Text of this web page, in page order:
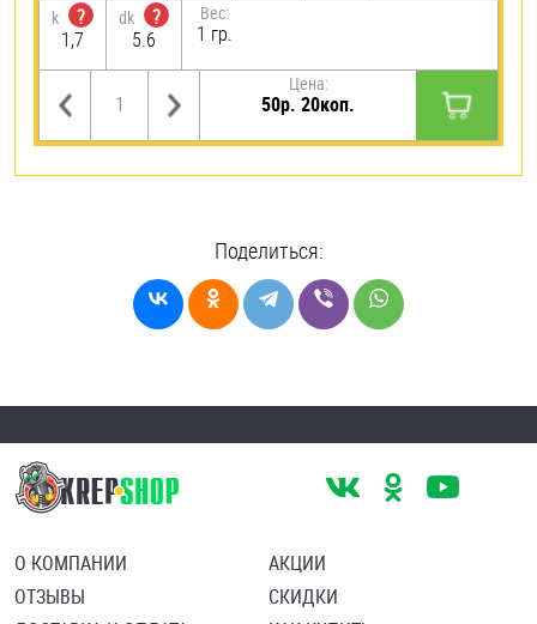
k
?
1,7
dk
?
5.6
Вес:
1 гр.
Цена:
50р. 20коп.
Поделиться:
О КОМПАНИИ
ОТЗЫВЫ
АКЦИИ
СКИДКИ